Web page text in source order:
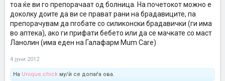
тоа ќе ви го препорачаат од болница. На почетокот можно е
доколку доите да ви се прават рани на брадавиците, па
препорачувам да пrобате со силиконски брадавички (ги има
во аптека), ако ги прифати бебето или да се мачкате со маст
Ланолин (има еден на Галафарм Mum Care)
4 јуни 2012
На Unique.chick му/ѝ се допаѓа ова.